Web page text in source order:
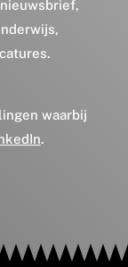
waarbij
.